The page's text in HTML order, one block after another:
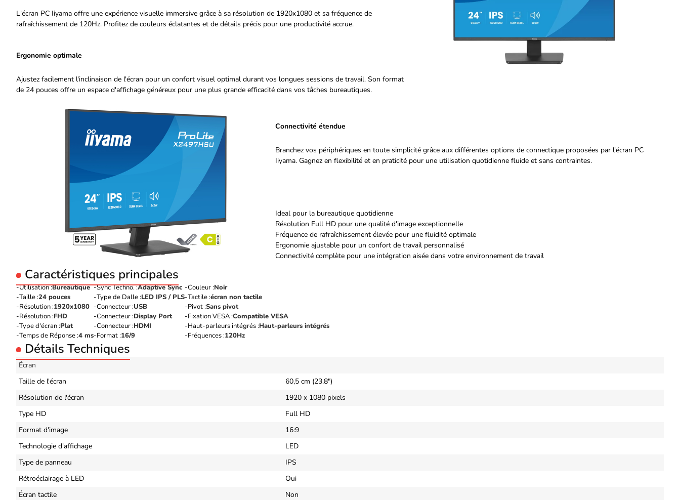
L'écran PC Iiyama offre une expérience visuelle immersive grâce à sa résolution de 1920x1080 et sa fréquence de
rafraîchissement de 120Hz. Profitez de couleurs éclatantes et de détails précis pour une productivité accrue.
Ergonomie optimale
Ajustez facilement l'inclinaison de l'écran pour un confort visuel optimal durant vos longues sessions de travail. Son format
de 24 pouces offre un espace d'affichage généreux pour une plus grande efficacité dans vos tâches bureautiques.
Connectivité étendue
Branchez vos périphériques en toute simplicité grâce aux différentes options de connectique proposées par l'écran PC
Iiyama. Gagnez en flexibilité et en praticité pour une utilisation quotidienne fluide et sans contraintes.
Ideal pour la bureautique quotidienne
Résolution Full HD pour une qualité d'image exceptionnelle
Fréquence de rafraîchissement élevée pour une fluidité optimale
Ergonomie ajustable pour un confort de travail personnalisé
Connectivité complète pour une intégration aisée dans votre environnement de travail
Caractéristiques principales
Utilisation :Bureautique
Taille :24 pouces
Résolution :1920x1080
Résolution :FHD
Type d'écran :Plat
Temps de Réponse :4 ms
Sync Techno. :Adaptive Sync
Type de Dalle :LED IPS / PLS
Connecteur :USB
Connecteur :Display Port
Connecteur :HDMI
Format :16/9
Couleur :Noir
Tactile :écran non tactile
Pivot :Sans pivot
Fixation VESA :Compatible VESA
Haut-parleurs intégrés :Haut-parleurs intégrés
Fréquences :120Hz
Détails Techniques
Écran
Taille de l'écran
60,5 cm (23.8")
Résolution de l'écran
1920 x 1080 pixels
Type HD
Full HD
Format d'image
16:9
Technologie d'affichage
LED
Type de panneau
IPS
Rétroéclairage à LED
Oui
Écran tactile
Non